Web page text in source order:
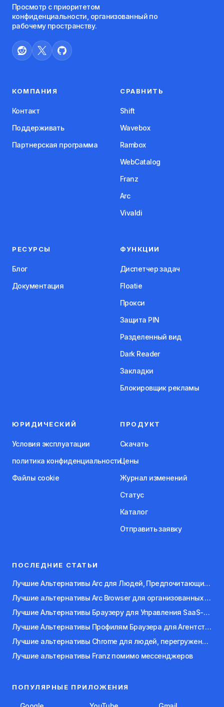
Просмотр с приоритетом
конфиденциальности, организованный по
рабочему пространству.
КОМПАНИЯ
Контакт
Поддерживать
Партнерская программа
СРАВНИТЬ
Shift
Wavebox
Rambox
WebCatalog
Franz
Arc
Vivaldi
РЕСУРСЫ
Блог
Документация
ФУНКЦИИ
Диспетчер задач
Floatie
Прокси
Защита PIN
Разделенный вид
Dark Reader
Закладки
Блокировщик рекламы
ЮРИДИЧЕСКИЙ
Условия эксплуатации
политика конфиденциальности
Файлы cookie
ПРОДУКТ
Скачать
Цены
Журнал изменений
Статус
Каталог
Отправить заявку
ПОСЛЕДНИЕ СТАТЬИ
Лучшие Альтернативы Arc для Людей, Предпочитающих Работу с Клавиатурой
Лучшие альтернативы Arc Browser для организованных рабочих пространств
Лучшие Альтернативы Браузеру для Управления SaaS-Приложениями
Лучшие Альтернативы Профилям Браузера для Агентств и Фрилансеров
Лучшие альтернативы Chrome для людей, перегруженных вкладками
Лучшие альтернативы Franz помимо мессенджеров
ПОПУЛЯРНЫЕ ПРИЛОЖЕНИЯ